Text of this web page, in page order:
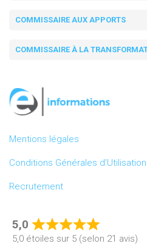
COMMISSAIRE AUX APPORTS
COMMISSAIRE À LA
Mentions légales
Conditions Générales d’Utilisation
Recrutement
5,0
Rated
5,0
5,0 étoiles sur 5 (selon 21 avis)